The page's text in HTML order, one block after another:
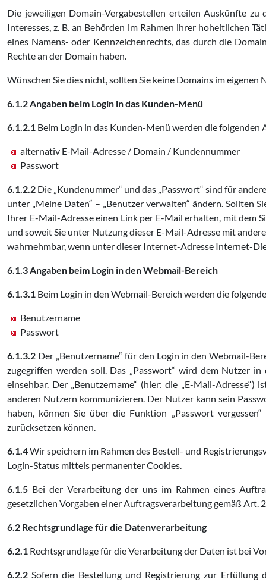
Die jeweiligen Domain-Vergabestellen erteilen Auskünfte
Interesses, z. B. an Behörden im Rahmen ihrer hoheitlichen
eines Namens- oder Kennzeichenrechts, das durch die
Rechte an der Domain haben.
Wünschen Sie dies nicht, sollten Sie keine Domains im
6.1.2 Angaben beim Login in das Kunden-Menü
6.1.2.1 Beim Login in das Kunden-Menü werden die
alternativ E-Mail-Adresse / Domain / Kundennummer
Passwort
6.1.2.2 Die „Kundenummer“ und das „Passwort“ sind für
unter „Meine Daten“ – „Benutzer verwalten“ ändern. Sollten
Ihrer E-Mail-Adresse einen Link per E-Mail erhalten, mit dem
und soweit Sie unter Nutzung dieser E-Mail-Adresse mit
wahrnehmbar, wenn unter dieser Internet-Adresse Internet-
6.1.3 Angaben beim Login in den Webmail-Bereich
6.1.3.1 Beim Login in den Webmail-Bereich werden die
Benutzername
Passwort
6.1.3.2 Der „Benutzername“ für den Login in den Webmail-
zugegriffen werden soll. Das „Passwort“ wird dem Nutzer
einsehbar. Der „Benutzername“ (hier: die „E-Mail-
anderen Nutzern kommunizieren. Der Nutzer kann sein
haben, können Sie über die Funktion „Passwort
zurücksetzen können.
6.1.4Wir speichern im Rahmen des Bestell- und
Login-Status mittels permanenter Cookies.
6.1.5 Bei der Verarbeitung der uns im Rahmen eines
gesetzlichen Vorgaben einer Auftragsverarbeitung gemäß Art.
6.2 Rechtsgrundlage für die Datenverarbeitung
6.2.1 Rechtsgrundlage für die Verarbeitung der Daten ist bei
6.2.2 Sofern die Bestellung und Registrierung zur Erfüllung